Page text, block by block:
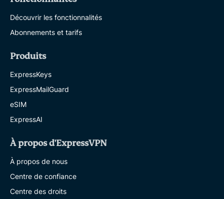
Découvrir les fonctionnalités
Abonnements et tarifs
Produits
ExpressKeys
ExpressMailGuard
eSIM
ExpressAI
À propos d'ExpressVPN
À propos de nous
Centre de confiance
Centre des droits